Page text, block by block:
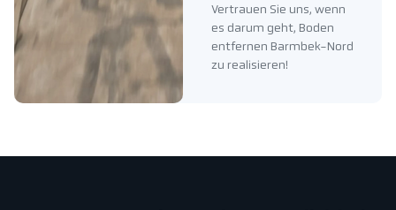
Vertrauen Sie uns, wenn
es darum geht, Boden
entfernen Barmbek-Nord
zu realisieren!